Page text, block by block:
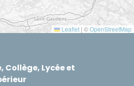
Leaflet | ©OpenStreetMap
Collège, Lycée et